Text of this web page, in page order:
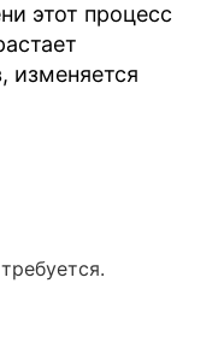
этот процесс
изменяется